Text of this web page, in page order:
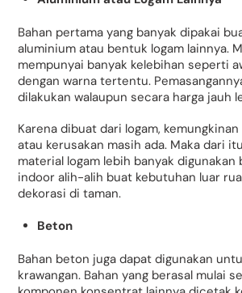
Bahan pertama yang banyak dipakai
aluminium atau bentuk logam lainnya.
mempunyai banyak kelebihan seperti
dengan warna tertentu.
dilakukan walaupun secara harga jauh
Karena dibuat dari logam,
atau kerusakan masih ada. Maka dari
material logam lebih banyak digunakan
indoor alih-alih buat kebutuhan luar
dekorasi di taman.
Beton
Bahan beton juga dapat digunakan
krawangan. Bahan yang berasal mulai